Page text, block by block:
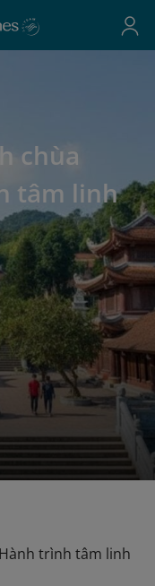
chùa
tâm linh
trình tâm linh